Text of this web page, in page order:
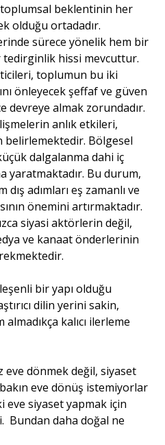
beklentinin her
olduğu ortadadır.
sürece yönelik hem bir
hissi mevcuttur.
toplumun bu iki
önleyecek şeffaf ve güven
devreye almak zorundadır.
anlık etkileri,
belirlemektedir. Bölgesel
dalgalanma dahi iç
yaratmaktadır. Bu durum,
dış adımları eş zamanlı ve
önemini artırmaktadır.
siyasi aktörlerin değil,
ve kanaat önderlerinin
bir yapı olduğu
dilin yerini sakin,
kalıcı ilerleme
eve dönmek değil, siyaset
eve dönüş istemiyorlar
eve siyaset yapmak için
Bundan daha doğal ne